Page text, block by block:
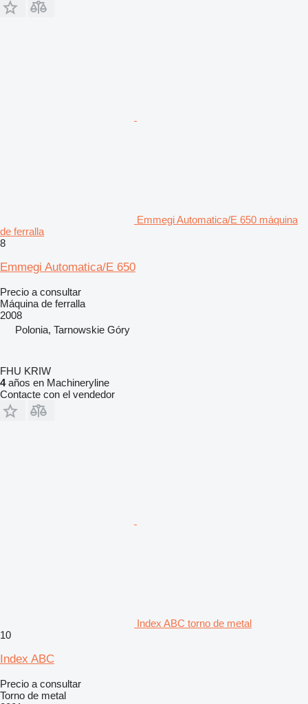
Emmegi Automatica/E 650 máquina
de ferralla
8
Emmegi Automatica/E 650
Precio a consultar
Máquina de ferralla
2008
Polonia, Tarnowskie Góry
FHU KRIW
4años en Machineryline
Contacte con el vendedor
Index ABC torno de metal
10
Index ABC
Precio a consultar
Torno de metal